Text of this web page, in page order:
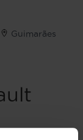
Guimarães